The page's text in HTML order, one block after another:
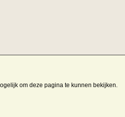
om deze pagina te kunnen bekijken.